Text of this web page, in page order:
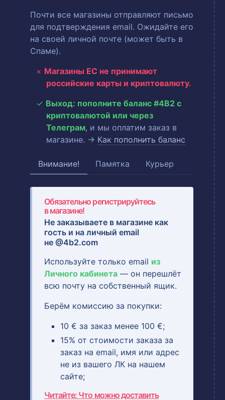
Почти все магазины отправляют письмо
для подтверждения email. Ожидайте его
на своей личной почте (может быть в
Спаме).
Магазины ЕС не принимают
российские карты и криптовалюту.
Выход: пополните баланс #4B2 с
криптовалютой или через
Телеграм, и мы оплатим заказ в
магазине. → Как пополнить баланс
Внимание! Памятка Курьер
Обязательно регистрируйтесь
в магазине!
Не заказываете в магазине как
гость и на личный email
не @4b2.com
Используйте только email из
Личного кабинета — он перешлёт
всю почту на собственный ящик.
Берём комиссию за покупки:
10 € за заказ менее 100 €;
15% от стоимости заказа за
заказ на email, имя или адрес
не из вашего ЛК на нашем
сайте;
Читайте: Что можно доставить